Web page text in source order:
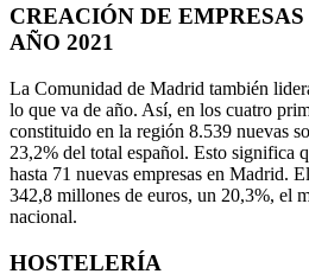
CREACIÓN DE
AÑO 2021
La Comunidad de Madrid también
lo que va de año. Así, en los cuatro
constituido en la región 8.539 nuevas
23,2% del total español. Esto significa
hasta 71 nuevas empresas en Madrid.
342,8 millones de euros, un 20,3%, el
nacional.
HOSTELERÍA